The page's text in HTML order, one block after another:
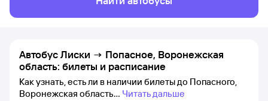
Автобус Лиски → Попасное, Воронежская
область: билеты и расписание
Как узнать, есть ли в наличии билеты до Попасного,
Воронежская область
Читать дальше